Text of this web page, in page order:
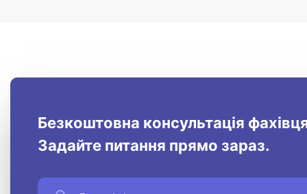
Безкоштовна консультація
Задайте питання прямо зараз.